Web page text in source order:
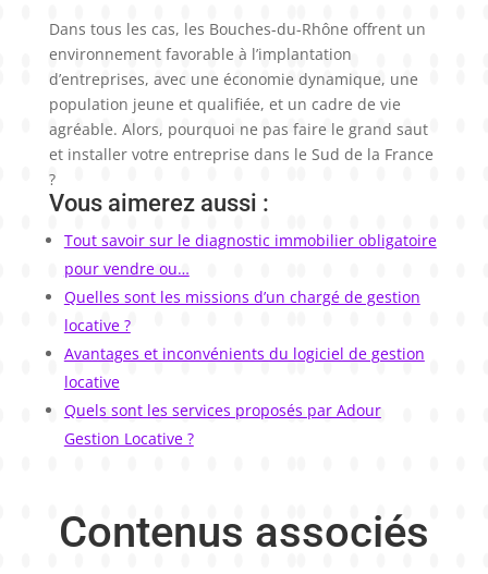
Dans tous les cas, les Bouches-du-Rhône offrent un
environnement favorable à l’implantation
d’entreprises, avec une économie dynamique, une
population jeune et qualifiée, et un cadre de vie
agréable. Alors, pourquoi ne pas faire le grand saut
et installer votre entreprise dans le Sud de la France
?
Vous aimerez aussi :
Tout savoir sur le diagnostic immobilier obligatoire
pour vendre ou…
Quelles sont les missions d’un chargé de gestion
locative ?
Avantages et inconvénients du logiciel de gestion
locative
Quels sont les services proposés par Adour
Gestion Locative ?
Contenus associés